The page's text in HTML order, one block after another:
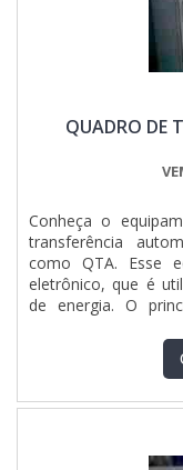
QUADRO DE
Conheça o
transferência
como QTA. Esse
eletrônico, que é
de energia. O
necessitam da
durante o